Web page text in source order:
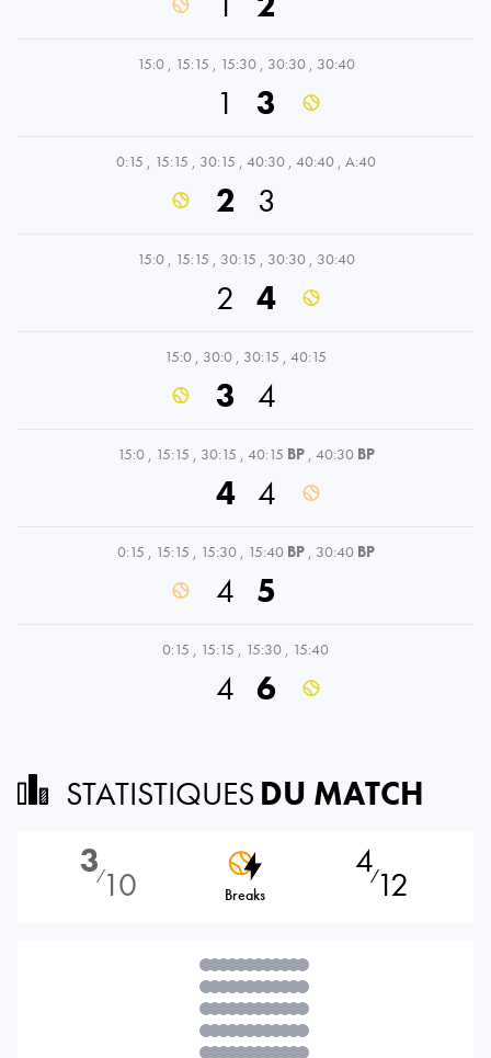
15:0 , 15:15 , 15:30 , 30:30 , 30:40
1 3
0:15 , 15:15 , 30:15 , 40:30 , 40:40 , A:40
2 3
15:0 , 15:15 , 30:15 , 30:30 , 30:40
2 4
15:0 , 30:0 , 30:15 , 40:15
3 4
15:0 , 15:15 , 30:15 , 40:15 BP , 40:30 BP
4 4
0:15 , 15:15 , 15:30 , 15:40 BP , 30:40 BP
4 5
0:15 , 15:15 , 15:30 , 15:40
4 6
STATISTIQUES DU MATCH
3⁄10 Breaks
4⁄12